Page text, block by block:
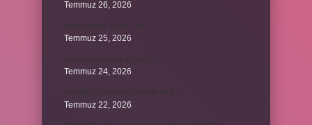
Temmuz 26, 2026
Temmuz 25, 2026
Temmuz 24, 2026
Temmuz 22, 2026